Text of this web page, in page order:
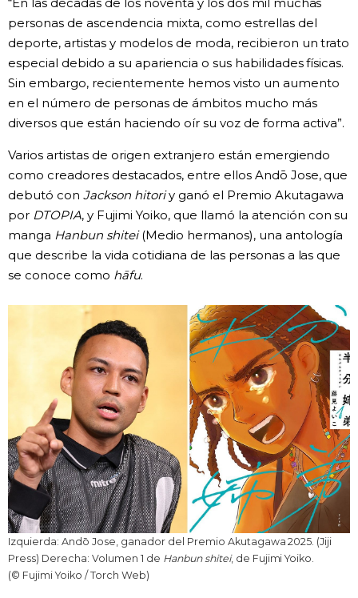
personas de ascendencia mixta, como estrellas del
deporte, artistas y modelos de moda, recibieron un trato
especial debido a su apariencia o sus habilidades físicas.
Sin embargo, recientemente hemos visto un aumento
en el número de personas de ámbitos mucho más
diversos que están haciendo oír su voz de forma activa”.
Varios artistas de origen extranjero están emergiendo
como creadores destacados, entre ellos Andō Jose, que
debutó con Jackson hitoriy ganó el Premio Akutagawa
por DTOPIA, y Fujimi Yoiko, que llamó la atención con su
manga Hanbun shitei(Medio hermanos), una antología
que describe la vida cotidiana de las personas a las que
se conoce como hāfu.
Izquierda: Andō Jose, ganador del Premio Akutagawa 2025. (Jiji
Press) Derecha: Volumen 1 de Hanbun shitei, de Fujimi Yoiko.
(© Fujimi Yoiko / Torch Web)